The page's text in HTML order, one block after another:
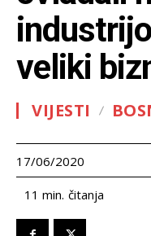
veliki
VIJESTI
17/06/2020
11 min. čitanja